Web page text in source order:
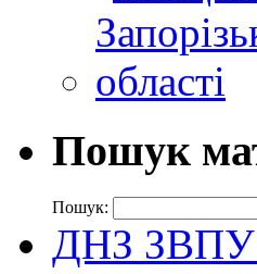
Пошук
Пошук:
ДНЗ ЗВПУ